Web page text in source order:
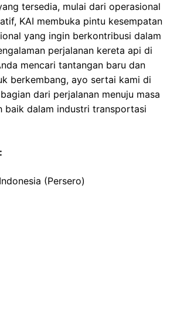
tersedia, mulai dari operasional
KAI membuka pintu kesempatan
yang ingin berkontribusi dalam
perjalanan kereta api di
mencari tantangan baru dan
berkembang, ayo sertai kami di
dari perjalanan menuju masa
baik dalam industri transportasi
(Persero)